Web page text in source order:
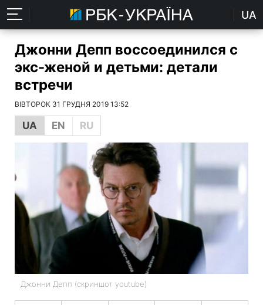
UA
Джонни Депп воссоединился с
экс-женой и детьми: детали
встречи
ВІВТОРОК 31 ГРУДНЯ 2019 13:52
UA EN RU
Джонни Депп (скриншот youtube)